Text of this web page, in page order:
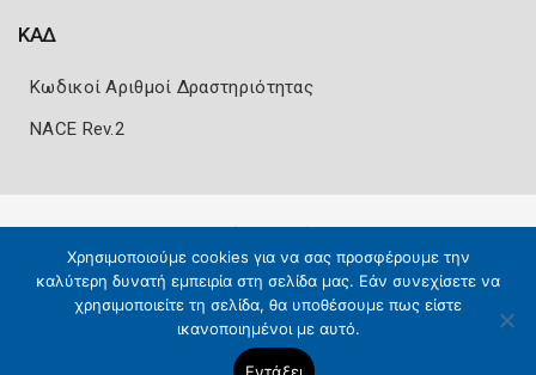
ΚΑΔ
Κωδικοί Αριθμοί Δραστηριότητας
NACE Rev.2
Χρησιμοποιούμε cookies για να σας προσφέρουμε την
καλύτερη δυνατή εμπειρία στη σελίδα μας. Εάν συνεχίσετε να
χρησιμοποιείτε τη σελίδα, θα υποθέσουμε πως είστε
ικανοποιημένοι με αυτό.
Εντάξει
Copyright 2026 Knowledge A.E.